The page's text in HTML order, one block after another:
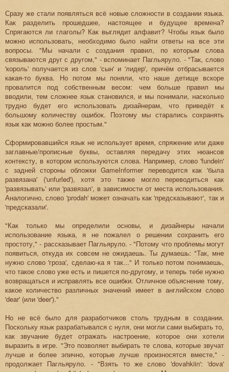
Сразу же стали появляться всё новые сложности в создании языка.
Как разделить прошедшее, настоящее и будущее времена?
Спрягаются ли глаголы? Как выглядит алфавит? Чтобы язык было
можно использовать, необходимо было найти ответы на все эти
вопросы. "Мы начали с создания правил, по которым слова
связываются друг с другом," - вспоминает Пагльяруло. - "Так, слово
'король' получается из слов 'сын' и 'лидер', причём отбрасывается
какая-то буква. Но потом мы поняли, что наше детище вскоре
провалится под собственным весом: чем больше правил мы
вводили, тем сложнее язык становился, и мы понимали, насколько
трудно будет его использовать дизайнерам, что приведёт к
большому количеству ошибок. Поэтому мы старались сохранять
язык как можно более простым."
Сформировавшийся язык не использует время, спряжение или даже
заглавные/прописные буквы, оставляя передачу этих нюансов
контексту, в котором используются слова. Например, слово 'fundein'
с задней стороны обложки GameInformer переводится как 'была
развязана' ('unfurled'), хотя это также могло переводиться как
'развязывать' или 'развязал', в зависимости от места использования.
Аналогично, слово 'prodah' может означать как 'предсказывают', так и
'предсказали'.
"Как только мы определили основы, и дизайнеры начали
использование языка, я не пожалел о решении сохранить его
простоту," - рассказывает Пагльяруло. - "Потому что проблемы могут
появиться, откуда их совсем не ожидаешь. Ты думаешь: "Так, мне
нужно слово 'гроза', сделаю-ка я так..." И только потом понимаешь,
что такое слово уже есть и пишется по-другому, и теперь тебе нужно
возвращаться и исправлять все ошибки. Отличное объяснение тому,
какое количество различных значений имеет в английском слово
'dear' (или 'deer')."
Но не всё было для разработчиков столь трудным в создании.
Поскольку язык разрабатывался с нуля, они могли сами выбирать то,
как звучание будет отражать настроение, которое они хотели
выразить в игре. "Это позволяет выбирать те слова, которые звучат
лучше и более эпично, которые лучше произносятся вместе," -
продолжает Пагльяруло. - "Взять то же слово 'dovahkiin': 'dova'